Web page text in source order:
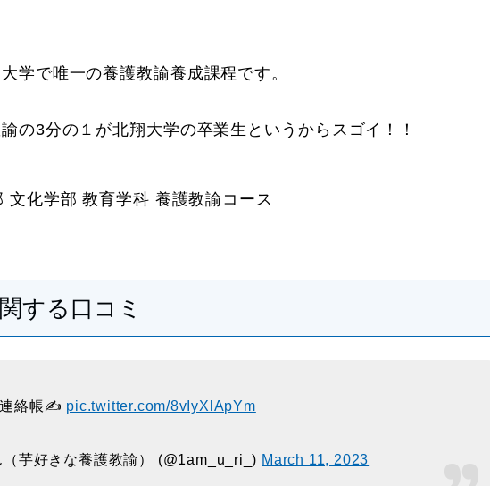
学で唯一の養護教諭養成課程です。
の3分の１が北翔大学の卒業生というからスゴイ！！
文化学部 教育学科 養護教諭コース
する口コミ
連絡帳✍️ pic.twitter.com/8vIyXlApYm
芋好きな養護教諭） (@1am_u_ri_) March 11, 2023